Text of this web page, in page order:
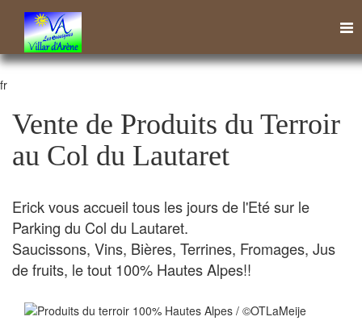
fr
Vente de Produits du Terroir
au Col du Lautaret
Erick vous accueil tous les jours de l'Eté sur le
Parking du Col du Lautaret.
Saucissons, Vins, Bières, Terrines, Fromages, Jus
de fruits, le tout 100% Hautes Alpes!!